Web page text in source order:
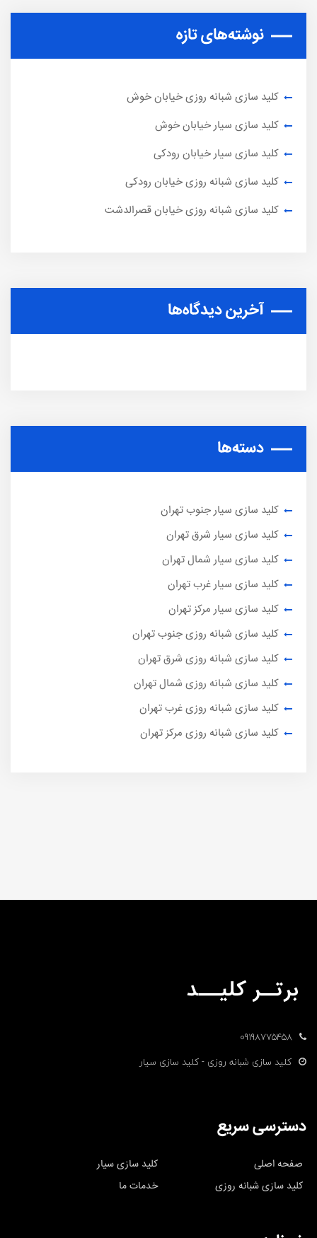
نوشته‌های تازه
کلید سازی شبانه روزی خیابان خوش
کلید سازی سیار خیابان خوش
کلید سازی سیار خیابان رودکی
کلید سازی شبانه روزی خیابان رودکی
کلید سازی شبانه روزی خیابان قصرالدشت
آخرین دیدگاه‌ها
دسته‌ها
کلید سازی سیار جنوب تهران
کلید سازی سیار شرق تهران
کلید سازی سیار شمال تهران
کلید سازی سیار غرب تهران
کلید سازی سیار مرکز تهران
کلید سازی شبانه روزی جنوب تهران
کلید سازی شبانه روزی شرق تهران
کلید سازی شبانه روزی شمال تهران
کلید سازی شبانه روزی غرب تهران
کلید سازی شبانه روزی مرکز تهران
09198775458
کلید سازی شبانه روزی - کلید سازی سیار
دسترسی سریع
صفحه اصلی
کلید سازی سیار
کلید سازی شبانه روزی
خدمات ما